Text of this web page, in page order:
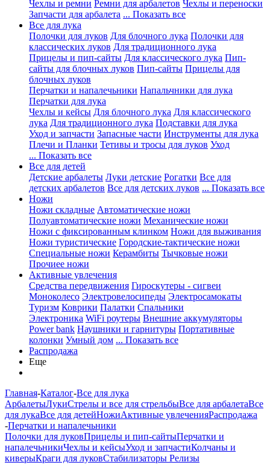
Чехлы и ремни Ремни для арбалетов Чехлы и переноски
Запчасти для арбалета ... Показать все
Все для лука
Полочки для луков Для блочного лука Полочки для
классических луков Для традиционного лука
Прицелы и пип-сайты Для классического лука Пип-
сайты для блочных луков Пип-сайты Прицелы для
блочных луков
Перчатки и напалечьники Напальчники для лука
Перчатки для лука
Чехлы и кейсы Для блочного лука Для классического
лука Для традиционного лука Подставки для лука
Уход и запчасти Запасные части Инструменты для лука
Плечи и Планки Тетивы и тросы для луков Уход
... Показать все
Все для детей
Детские арбалеты Луки детские Рогатки Все для
детских арбалетов Все для детских луков ... Показать все
Ножи
Ножи складные Автоматические ножи
Полуавтоматические ножи Механические ножи
Ножи с фиксированным клинком Ножи для выживания
Ножи туристические Городские-тактические ножи
Специальные ножи Керамбиты Тычковые ножи
Прочиее ножи
Активные увлечения
Средства передвижения Гироскутеры - сигвеи
Моноколесо Электровелосипеды Электросамокаты
Туризм Коврики Палатки Спальники
Электроника WiFi роутеры Внешние аккумуляторы
Power bank Наушники и гарнитуры Портативные
колонки Умный дом ... Показать все
Распродажа
Еще
Главная-Каталог-Все для лука
АрбалетыЛукиСтрелы и все для стрельбыВсе для арбалетаВсе
для лукаВсе для детейНожиАктивные увлеченияРаспродажа
-Перчатки и напалечьники
Полочки для луковПрицелы и пип-сайтыПерчатки и
напалечьникиЧехлы и кейсыУход и запчастиКолчаны и
киверыКраги для луковСтабилизаторы Релизы